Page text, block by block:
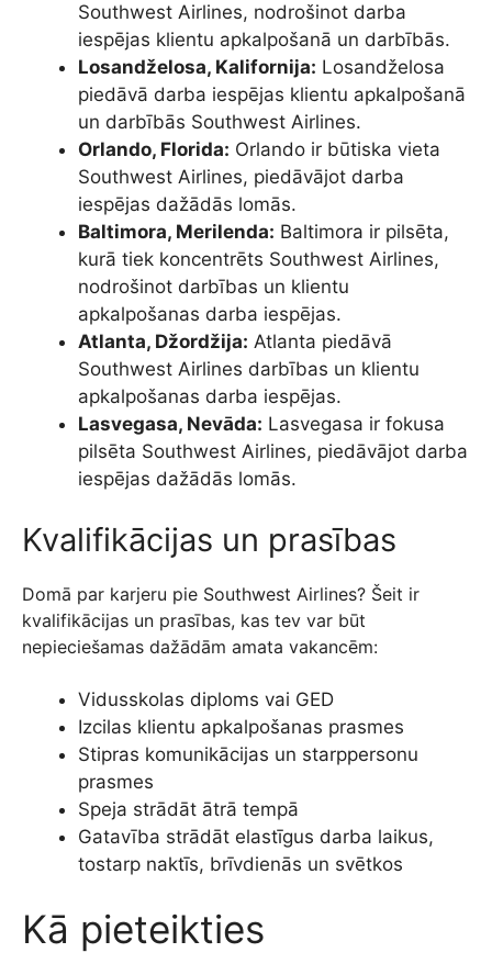
Southwest Airlines, nodrošinot darba
iespējas klientu apkalpošanā un darbībās.
Losandželosa, Kalifornija: Losandželosa
piedāvā darba iespējas klientu apkalpošanā
un darbībās Southwest Airlines.
Orlando, Florida: Orlando ir būtiska vieta
Southwest Airlines, piedāvājot darba
iespējas dažādās lomās.
Baltimora, Merilenda: Baltimora ir pilsēta,
kurā tiek koncentrēts Southwest Airlines,
nodrošinot darbības un klientu
apkalpošanas darba iespējas.
Atlanta, Džordžija: Atlanta piedāvā
Southwest Airlines darbības un klientu
apkalpošanas darba iespējas.
Lasvegasa, Nevāda: Lasvegasa ir fokusa
pilsēta Southwest Airlines, piedāvājot darba
iespējas dažādās lomās.
Kvalifikācijas un prasības
Domā par karjeru pie Southwest Airlines? Šeit ir
kvalifikācijas un prasības, kas tev var būt
nepieciešamas dažādām amata vakancēm:
Vidusskolas diploms vai GED
Izcilas klientu apkalpošanas prasmes
Stipras komunikācijas un starppersonu
prasmes
Speja strādāt ātrā tempā
Gatavība strādāt elastīgus darba laikus,
tostarp naktīs, brīvdienās un svētkos
Kā pieteikties